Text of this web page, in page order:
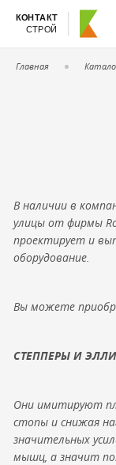
КОНТАКТ
СТРОЙ
Главная
В наличии в
улицы от фирмы
проектирует и
оборудование.
Вы можете
СТЕППЕРЫ И
Они имитируют
стопы и снижая
значительных
мышц, а значит